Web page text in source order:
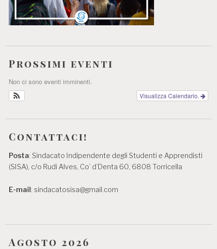
Prossimi eventi
Non ci sono eventi imminenti.
Visualizza Calendario.
Contattaci!
Posta: Sindacato Indipendente degli Studenti e Apprendisti
(SISA), c/o Rudi Alves, Co’ d’Denta 60, 6808 Torricella
E-mail: sindacatosisa@gmail.com
Agosto 2026